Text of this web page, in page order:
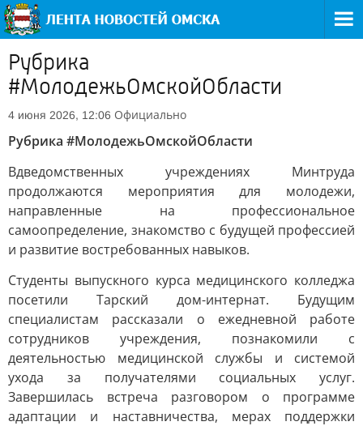
Рубрика
#МолодежьОмскойОбласти
4 июня 2026, 12:06 Официально
Рубрика #МолодежьОмскойОбласти
Вдведомственных учреждениях Минтруда
продолжаются мероприятия для молодежи,
направленные на профессиональное
самоопределение, знакомство с будущей профессией
и развитие востребованных навыков.
Студенты выпускного курса медицинского колледжа
посетили Тарский дом-интернат. Будущим
специалистам рассказали о ежедневной работе
сотрудников учреждения, познакомили с
деятельностью медицинской службы и системой
ухода за получателями социальных услуг.
Завершилась встреча разговором о программе
адаптации и наставничества, мерах поддержки